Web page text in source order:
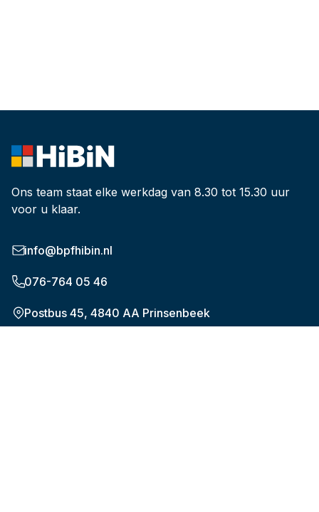
Ons team staat elke werkdag van 8.30 tot 15.30 uur
voor u klaar.
info@bpfhibin.nl
076-764 05 46
Postbus 45, 4840 AA Prinsenbeek